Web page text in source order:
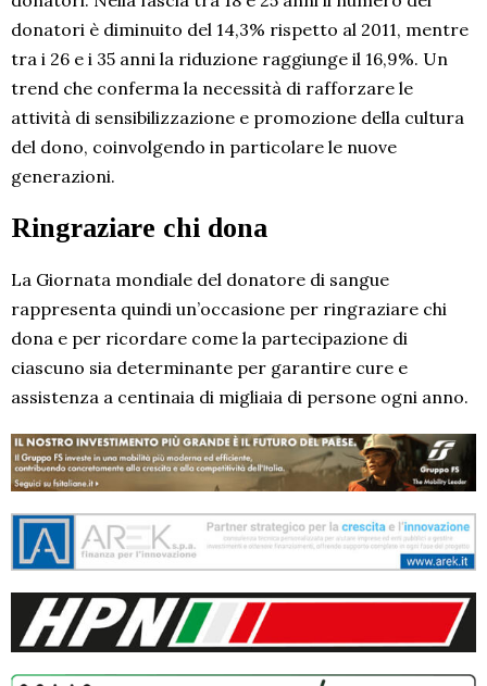
donatori è diminuito del 14,3% rispetto al 2011, mentre
tra i 26 e i 35 anni la riduzione raggiunge il 16,9%. Un
trend che conferma la necessità di rafforzare le
attività di sensibilizzazione e promozione della cultura
del dono, coinvolgendo in particolare le nuove
generazioni.
Ringraziare chi dona
La Giornata mondiale del donatore di sangue
rappresenta quindi un’occasione per ringraziare chi
dona e per ricordare come la partecipazione di
ciascuno sia determinante per garantire cure e
assistenza a centinaia di migliaia di persone ogni anno.